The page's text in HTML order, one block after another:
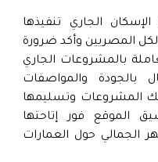
الجاري تنفيذها
فدانًا سكن لكل المصريين وأكد ضرورة
بالمشروعات الجاري
بالجودة والمواصفات
المشروعات وتسليمها
الموقع فور إتاحتها
الجمالي حول العمارات